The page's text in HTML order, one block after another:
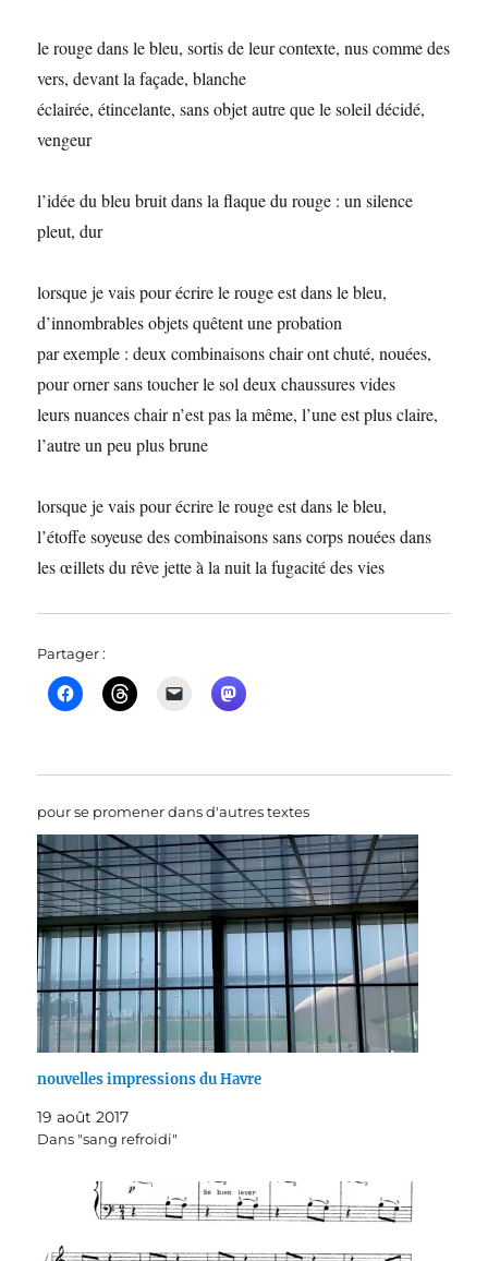
le rouge dans le bleu, sortis de leur contexte, nus comme des
vers, devant la façade, blanche
éclairée, étincelante, sans objet autre que le soleil décidé,
vengeur
l’idée du bleu bruit dans la flaque du rouge : un silence
pleut, dur
lorsque je vais pour écrire le rouge est dans le bleu,
d’innombrables objets quêtent une probation
par exemple : deux combinaisons chair ont chuté, nouées,
pour orner sans toucher le sol deux chaussures vides
leurs nuances chair n’est pas la même, l’une est plus claire,
l’autre un peu plus brune
lorsque je vais pour écrire le rouge est dans le bleu,
l’étoffe soyeuse des combinaisons sans corps nouées dans
les œillets du rêve jette à la nuit la fugacité des vies
Partager :
pour se promener dans d'autres textes
nouvelles impressions du Havre
19 août 2017
Dans "sang refroidi"